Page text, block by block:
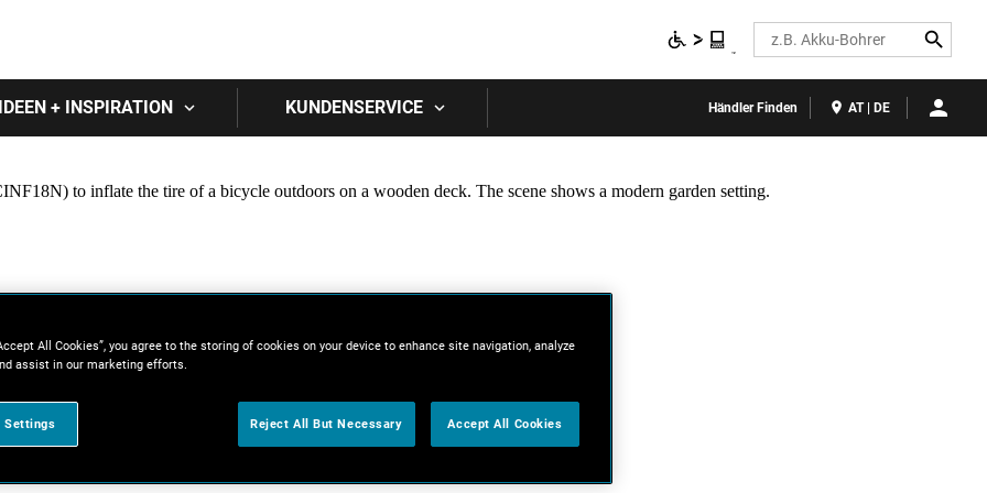
Search
IDEEN + INSPIRATION KUNDENSERVICE Händler Finden AT | DE
All Cookies”, you agree to the storing of cookies on your device to enhance site navigation, analyze
assist in our marketing efforts.
Settings Reject All But Necessary Accept All Cookies